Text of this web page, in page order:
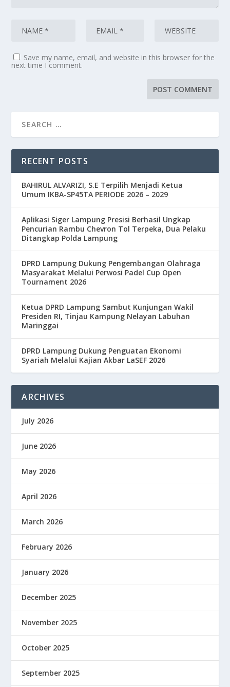
Save my name, email, and website in this browser for the
next time I comment.
RECENT POSTS
BAHIRUL ALVARIZI, S.E Terpilih Menjadi Ketua
Umum IKBA-SP45TA PERIODE 2026 – 2029
Aplikasi Siger Lampung Presisi Berhasil Ungkap
Pencurian Rambu Chevron Tol Terpeka, Dua Pelaku
Ditangkap Polda Lampung
DPRD Lampung Dukung Pengembangan Olahraga
Masyarakat Melalui Perwosi Padel Cup Open
Tournament 2026
Ketua DPRD Lampung Sambut Kunjungan Wakil
Presiden RI, Tinjau Kampung Nelayan Labuhan
Maringgai
DPRD Lampung Dukung Penguatan Ekonomi
Syariah Melalui Kajian Akbar LaSEF 2026
ARCHIVES
July 2026
June 2026
May 2026
April 2026
March 2026
February 2026
January 2026
December 2025
November 2025
October 2025
September 2025